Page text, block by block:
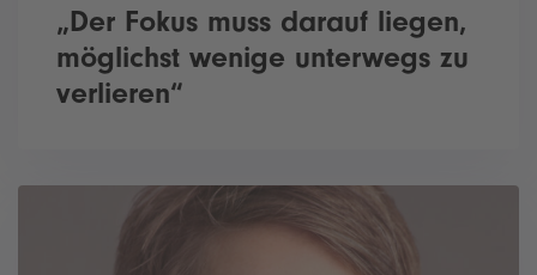
„Der Fokus muss darauf liegen,
möglichst wenige unterwegs zu
verlieren“